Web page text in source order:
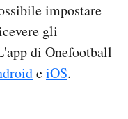
impostare
gli
di Onefootball
eiOS.